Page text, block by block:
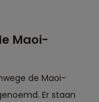
Maoi-
de Maoi-
Er staan